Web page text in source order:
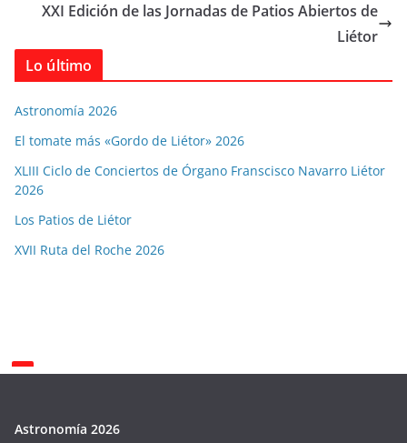
XXI Edición de las Jornadas de Patios Abiertos de
Liétor
Lo último
Astronomía 2026
El tomate más «Gordo de Liétor» 2026
XLIII Ciclo de Conciertos de Órgano Franscisco Navarro Liétor
2026
Los Patios de Liétor
XVII Ruta del Roche 2026
Astronomía 2026